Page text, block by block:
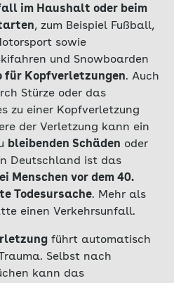
im Haushalt oder beim
, zum Beispiel Fußball,
sowie
und Snowboarden
für Kopfverletzungen. Auch
Stürze oder das
zu einer Kopfverletzung
der Verletzung kann ein
bleibenden Schäden oder
Deutschland ist das
Menschen vor dem 40.
Todesursache. Mehr als
einen Verkehrsunfall.
führt automatisch
Selbst nach
kann das